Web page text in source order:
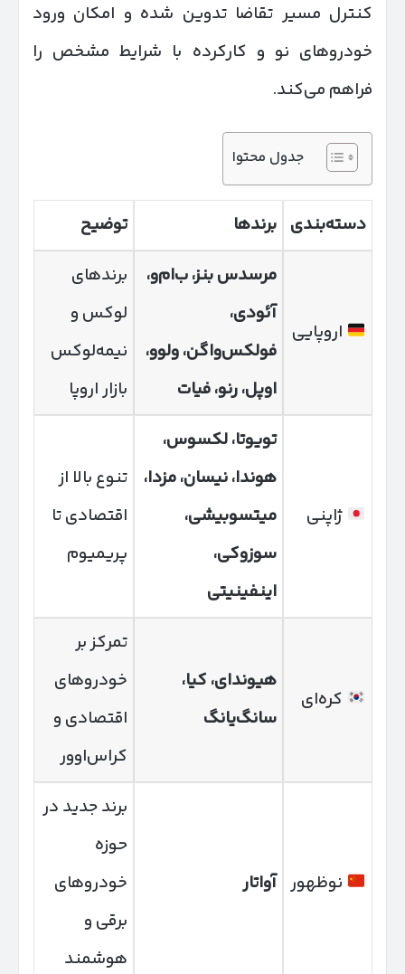
کنترل مسیر تقاضا تدوین شده و امکان ورود
خودروهای نو و کارکرده با شرایط مشخص را
فراهم می‌کند.
جدول محتوا
دسته‌بندی برندها توضیح
اروپایی
مرسدس بنز، ب‌ام‌و،
آئودی،
فولکس‌واگن، ولوو،
اوپل، رنو، فیات
برندهای
لوکس و
نیمه‌لوکس
بازار اروپا
ژاپنی
تویوتا، لکسوس،
هوندا، نیسان، مزدا،
میتسوبیشی،
سوزوکی،
اینفینیتی
تنوع بالا از
اقتصادی تا
پریمیوم
کره‌ای
هیوندای، کیا،
سانگ‌یانگ
تمرکز بر
خودروهای
اقتصادی و
کراس‌اوور
نوظهور آواتار
برند جدید در
حوزه
خودروهای
برقی و
هوشمند